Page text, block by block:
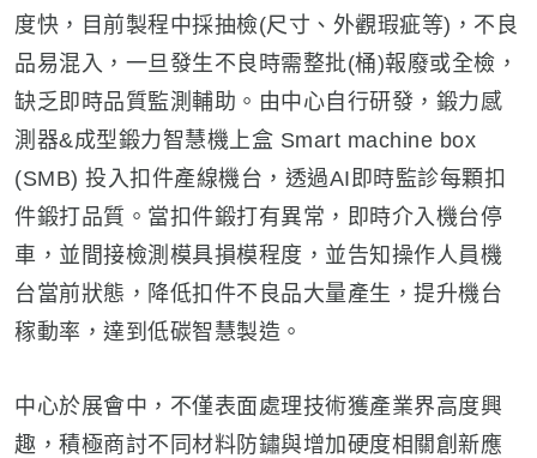
度快，目前製程中採抽檢(尺寸、外觀瑕疵等)，不良
品易混入，一旦發生不良時需整批(桶)報廢或全檢，
缺乏即時品質監測輔助。由中心自行研發，鍛力感
測器&成型鍛力智慧機上盒 Smart machine box
(SMB) 投入扣件產線機台，透過AI即時監診每顆扣
件鍛打品質。當扣件鍛打有異常，即時介入機台停
車，並間接檢測模具損模程度，並告知操作人員機
台當前狀態，降低扣件不良品大量產生，提升機台
稼動率，達到低碳智慧製造。
中心於展會中，不僅表面處理技術獲產業界高度興
趣，積極商討不同材料防鏽與增加硬度相關創新應